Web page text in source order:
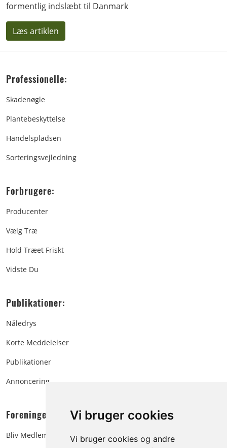
Vi bruger cookies
Vi bruger cookies og andre
formentlig indslæbt til Danmark
Læs artiklen
Professionelle:
Skadenøgle
Plantebeskyttelse
Handelspladsen
Sorteringsvejledning
Forbrugere:
Producenter
Vælg Træ
Hold Træet Friskt
Vidste Du
Publikationer:
Nåledrys
Korte Meddelelser
Publikationer
Annoncering
Foreningen:
Bliv Medlem